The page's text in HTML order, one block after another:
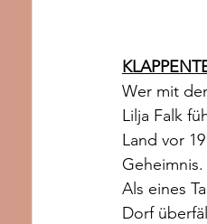
Wer mit
Lilja Falk
Land vor
Als eines
Dorf